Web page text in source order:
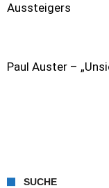
Aussteigers
Paul Auster –
SUCHE